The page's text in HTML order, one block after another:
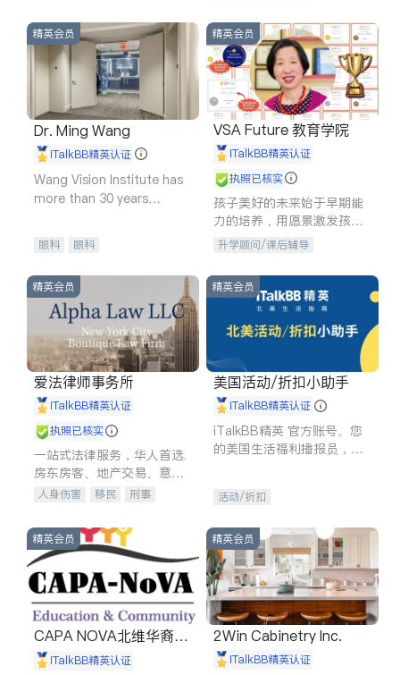
商铺租售
开发商建商
精英会员
Dr. Ming Wang
iTalkBB精英认证
Wang Vision Institute has
more than 30 years
眼科 眼科
精英会员
VSA Future 教育学院
iTalkBB精英认证
执照已核实
孩子美好的未来始于早期能
力的培养，用愿景激发孩子
的学习潜力和动力。理念：
拥有成长型心态是成功的基
石。
升学顾问/课后辅导
精英会员
爱法律师事务所
iTalkBB精英认证
执照已核实
一站式法律服务，华人首选.
房东房客、地产交易、意外
伤害、车祸重伤、商业诉
建筑合同、刑事案件全包办
人身伤害 移民
刑事
信托/遗嘱
商业
索赔
律师-其它 保释
精英会员
美国活动/折扣小助手
iTalkBB精英认证
iTalkBB精英 官方账号。您
的美国生活福利播报员，精
专属福利。
活动/折扣
精英会员
CAPA NOVA北维华裔家
长会iTalkBB精英认证
精英会员
2Win Cabinetry Inc.
iTalkBB精英认证